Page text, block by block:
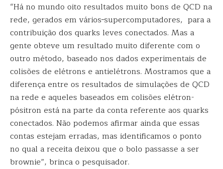
“Há no mundo oito resultados muito bons de QCD na
rede, gerados em vários supercomputadores, para a
contribuição dos quarks leves conectados. Mas a
gente obteve um resultado muito diferente com o
outro método, baseado nos dados experimentais de
colisões de elétrons e antielétrons. Mostramos que a
diferença entre os resultados de simulações de QCD
na rede e aqueles baseados em colisões elétron-
pósitron está na parte da conta referente aos quarks
conectados. Não podemos afirmar ainda que essas
contas estejam erradas, mas identificamos o ponto
no qual a receita deixou que o bolo passasse a ser
brownie”, brinca o pesquisador.